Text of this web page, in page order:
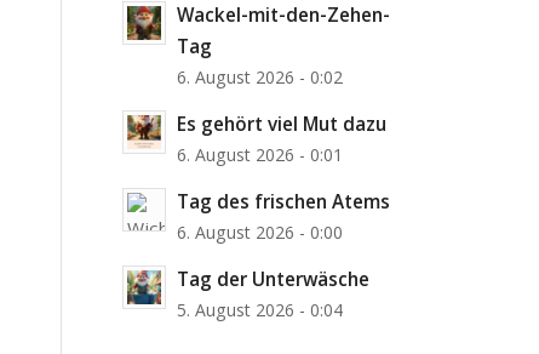
Wackel-mit-den-Zehen-
Tag
6. August 2026 - 0:02
Es gehört viel Mut dazu
6. August 2026 - 0:01
Tag des frischen Atems
6. August 2026 - 0:00
Tag der Unterwäsche
5. August 2026 - 0:04